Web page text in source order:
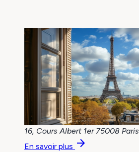
16, Cours Albert 1er75008 Paris
En savoir plus arrow_forward